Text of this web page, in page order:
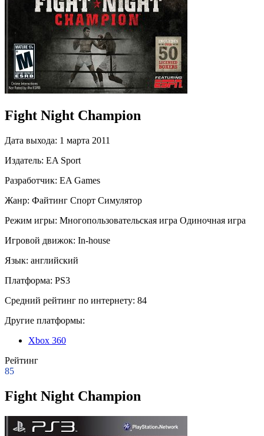
Fight Night Champion
Дата выхода: 1 марта 2011
Издатель: EA Sport
Разработчик: EA Games
Жанр: Файтинг Спорт Симулятор
Режим игры: Многопользовательская игра Одиночная игра
Игровой движок: In-house
Язык: английский
Платформа: PS3
Средний рейтинг по интернету: 84
Другие платформы:
Xbox 360
Рейтинг
85
Fight Night Champion